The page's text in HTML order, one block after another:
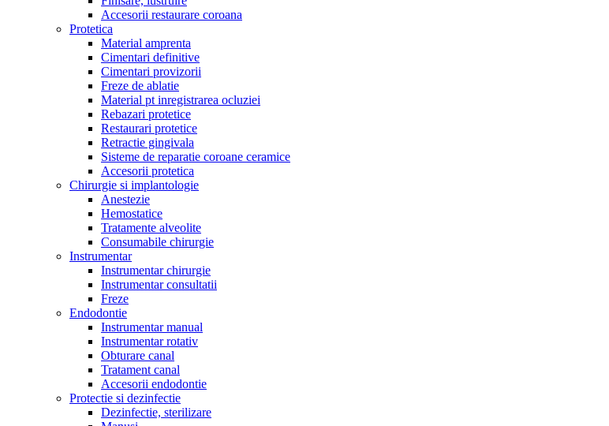
Accesorii restaurare coroana
Protetica
Material amprenta
Cimentari definitive
Cimentari provizorii
Freze de ablatie
Material pt inregistrarea ocluziei
Rebazari protetice
Restaurari protetice
Retractie gingivala
Sisteme de reparatie coroane ceramice
Accesorii protetica
Chirurgie si implantologie
Anestezie
Hemostatice
Tratamente alveolite
Consumabile chirurgie
Instrumentar
Instrumentar chirurgie
Instrumentar consultatii
Freze
Endodontie
Instrumentar manual
Instrumentar rotativ
Obturare canal
Tratament canal
Accesorii endodontie
Protectie si dezinfectie
Dezinfectie, sterilizare